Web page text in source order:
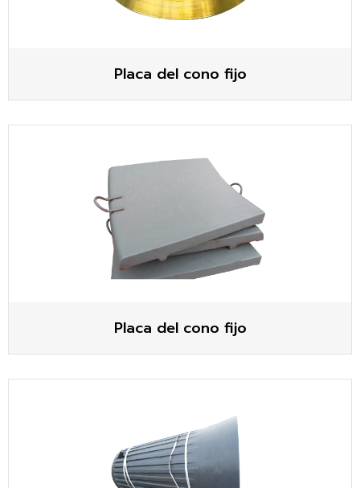
Placa del cono fijo
Placa del cono fijo